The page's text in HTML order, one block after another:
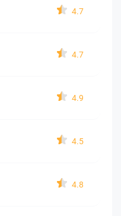
4.7
4.7
4.9
4.5
4.8